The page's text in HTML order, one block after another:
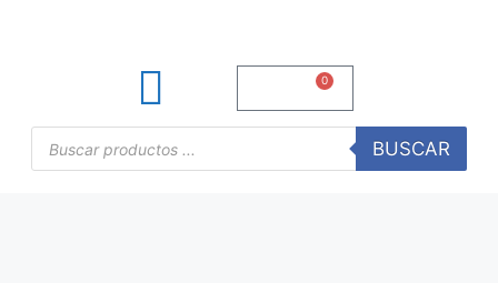
0.00 0
BUSCAR